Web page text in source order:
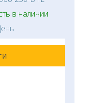
в наличии